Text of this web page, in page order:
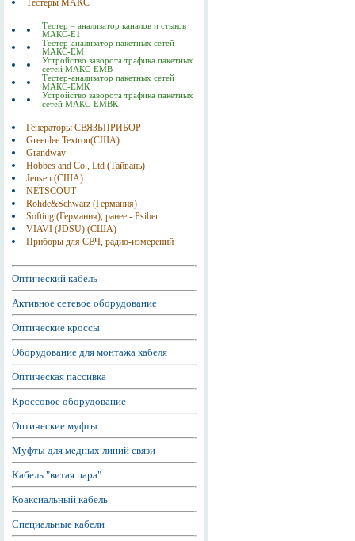
Тестер – анализатор каналов и стыков
МАКС-Е1
Тестер-анализатор пакетных сетей
МАКС-ЕМ
Устройство заворота трафика пакетных
сетей МАКС-ЕМВ
Тестер-анализатор пакетных сетей
МАКС-ЕМК
Устройство заворота трафика пакетных
сетей МАКС-ЕМВК
Генераторы СВЯЗЬПРИБОР
Greenlee Textron(США)
Grandway
Hobbes and Co., Ltd (Тайвань)
Jensen (США)
NETSCOUT
Rohde&Schwarz (Германия)
Softing (Германия), ранее - Psiber
VIAVI (JDSU) (США)
Приборы для СВЧ, радио-измерений
Оптический кабель
Активное сетевое оборудование
Оптические кроссы
Оборудование для монтажа кабеля
Оптическая пассивка
Кроссовое оборудование
Оптические муфты
Муфты для медных линий связи
Кабель "витая пара"
Коаксиальный кабель
Специальные кабели